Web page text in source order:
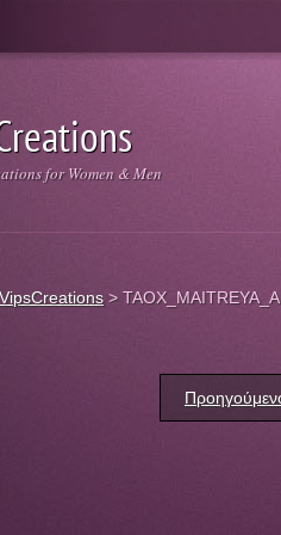
for Women & Men
VipsCreations >